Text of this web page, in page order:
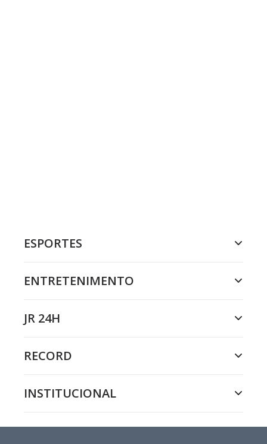
ESPORTES
ENTRETENIMENTO
JR 24H
RECORD
INSTITUCIONAL